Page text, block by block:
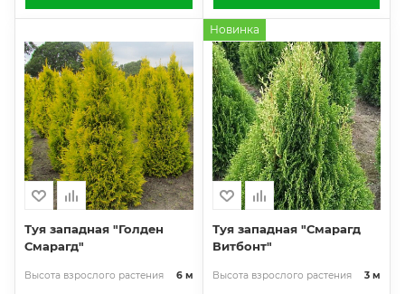
Туя западная "Голден
Смарагд"
Высота взрослого растения 6 м
Новинка
Туя западная "Смарагд
Витбонт"
Высота взрослого растения 3 м